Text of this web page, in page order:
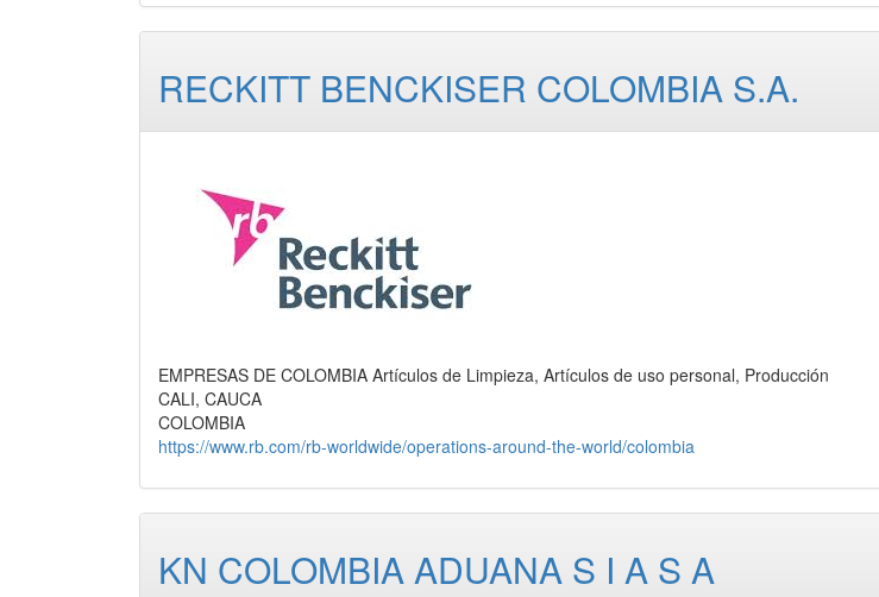
RECKITT BENCKISER COLOMBIA S.A.
EMPRESAS DE COLOMBIA Artículos de Limpieza, Artículos de uso personal, Producción
CALI, CAUCA
COLOMBIA
https://www.rb.com/rb-worldwide/operations-around-the-world/colombia
KN COLOMBIA ADUANA S I A S A